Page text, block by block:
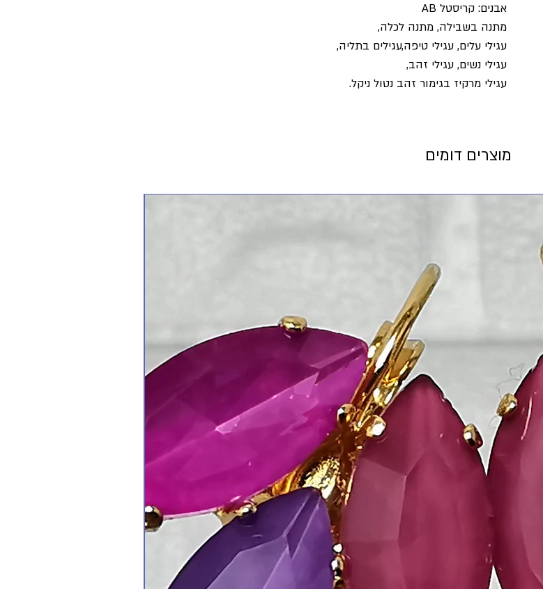
אבנים: קריסטל AB
מתנה בשבילה, מתנה לכלה,
עגילי עלים, עגילי טיפה,עגילים בתליה,
עגילי נשים, עגילי זהב,
עגילי מרקיז בגימור זהב נטול ניקל.
מוצרים דומים